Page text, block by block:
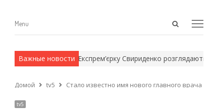
Open
Menu
Menu
Важные новости
методы. Експрем’єрку Свириденко розглядають на
Домой tv5 Стало известно имя нового главного врача 5-й
tv5